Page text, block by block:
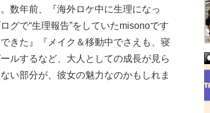
数年前、『海外ロケ中に生理になっ
グで“生理報告”をしていたmisonoです
きた』『メイク＆移動中でさえも、寝
ルするなど、大人としての成長が見ら
い部分が、彼女の魅力なのかもしれま